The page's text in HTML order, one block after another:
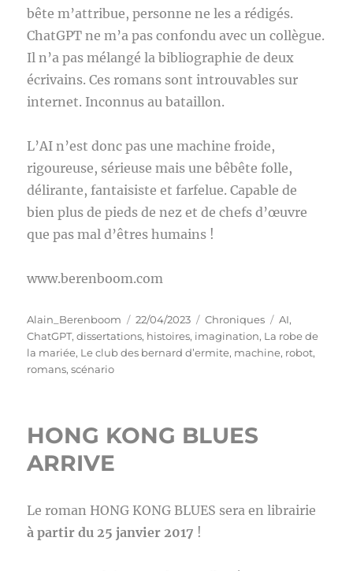
bête m’attribue, personne ne les a rédigés.
ChatGPT ne m’a pas confondu avec un collègue.
Il n’a pas mélangé la bibliographie de deux
écrivains. Ces romans sont introuvables sur
internet. Inconnus au bataillon.
L’AI n’est donc pas une machine froide,
rigoureuse, sérieuse mais une bêbête folle,
délirante, fantaisiste et farfelue. Capable de
bien plus de pieds de nez et de chefs d’œuvre
que pas mal d’êtres humains !
www.berenboom.com
Auteur
Alain_Berenboom
Publié
le
22/04/2023 Catégories
Chroniques Étiquettes
AI,
ChatGPT,dissertations, histoires, imagination, La robe de
la mariée, Le club des bernard d’ermite, machine, robot,
romans,scénario
HONG KONG BLUES
ARRIVE
Le roman HONG KONG BLUES sera en librairie
à partir du 25 janvier 2017 !